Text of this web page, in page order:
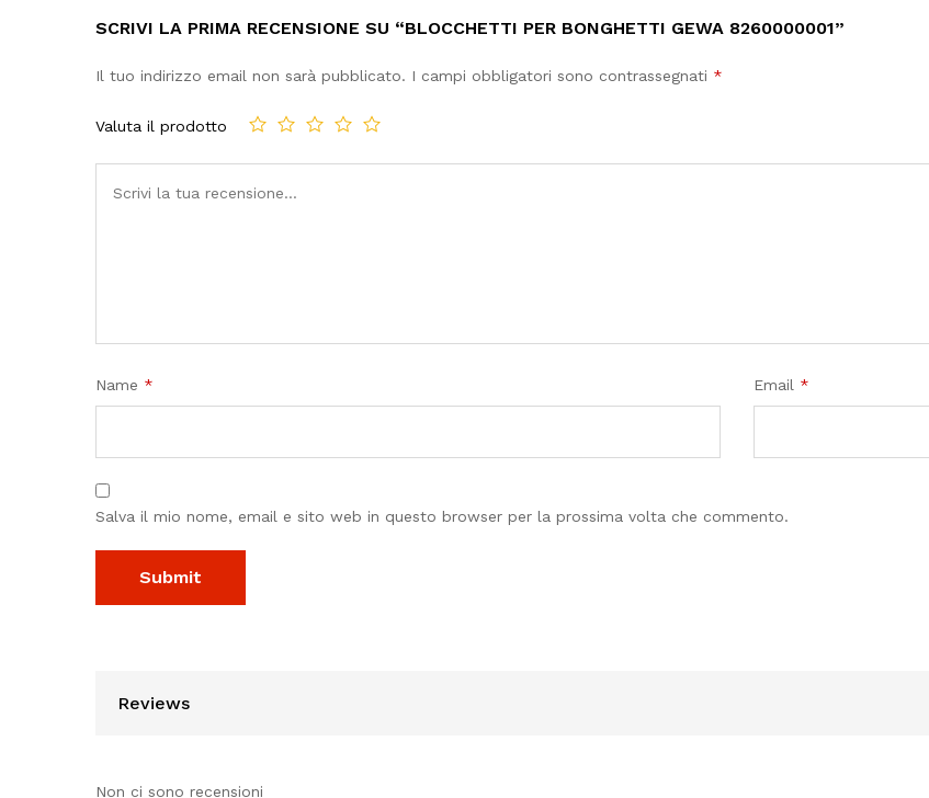
SCRIVI LA PRIMA RECENSIONE SU “BLOCCHETTI PER BONGHETTI GEWA 8260000001”
Il tuo indirizzo email non sarà pubblicato. I campi obbligatori sono contrassegnati *
Valuta il prodotto
Name * Email *
Salva il mio nome, email e sito web in questo browser per la prossima volta che commento.
Reviews
Non ci sono recensioni